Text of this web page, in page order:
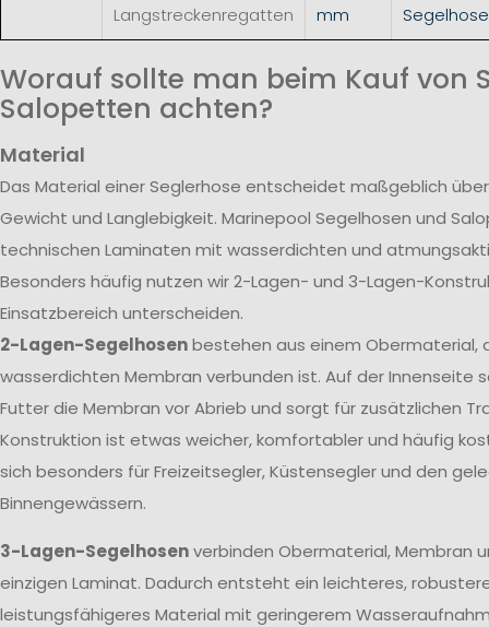
Langstreckenregatten
mm
Segelhose
Worauf sollte man beim Kauf von
Salopetten achten?
Material
Das Material einer Seglerhose entscheidet maßgeblich
Gewicht und Langlebigkeit. Marinepool Segelhosen und
technischen Laminaten mit wasserdichten und
Besonders häufig nutzen wir 2-Lagen- und 3-Lagen-
Einsatzbereich unterscheiden.
2-Lagen-Segelhosenbestehen aus einem Obermaterial,
wasserdichten Membran verbunden ist. Auf der Innenseite
Futter die Membran vor Abrieb und sorgt für zusätzlichen
Konstruktion ist etwas weicher, komfortabler und häufig
sich besonders für Freizeitsegler, Küstensegler und den
Binnengewässern.
3-Lagen-Segelhosenverbinden Obermaterial, Membran
einzigen Laminat. Dadurch entsteht ein leichteres,
leistungsfähigeres Material mit geringerem